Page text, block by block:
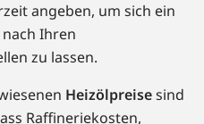
angeben, um sich ein
Ihren
zu lassen.
Heizölpreisesind
Raffineriekosten,